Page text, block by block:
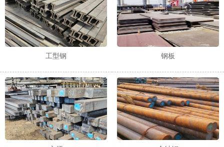
工型钢 钢板